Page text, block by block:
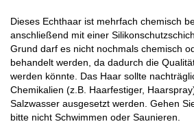
Dieses Echthaar ist mehrfach chemisch
anschließend mit einer
Grund darf es nicht nochmals chemisch
behandelt werden, da dadurch die
werden könnte. Das Haar sollte
Chemikalien (z.B. Haarfestiger,
Salzwasser ausgesetzt werden. Gehen
bitte nicht Schwimmen oder Saunieren.